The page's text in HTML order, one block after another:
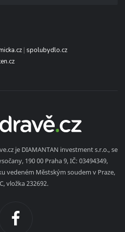
| spolubydlo.cz
je DIAMANTAN investment s.r.o., se
190 00 Praha 9, IČ: 03494349,
vedeném Městským soudem v Praze,
vložka 232692.